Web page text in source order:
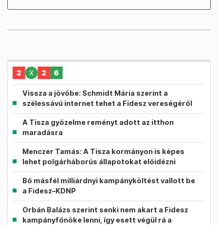
Vissza a jövőbe: Schmidt Mária szerint a
szélessávú internet tehet a Fidesz vereségéről
A Tisza győzelme reményt adott az itthon
maradásra
Menczer Tamás: A Tisza kormányon is képes
lehet polgárháborús állapotokat előidézni
Bő másfél milliárdnyi kampányköltést vallott be
a Fidesz–KDNP
Orbán Balázs szerint senki nem akart a Fidesz
kampányfőnöke lenni, így esett végül rá a